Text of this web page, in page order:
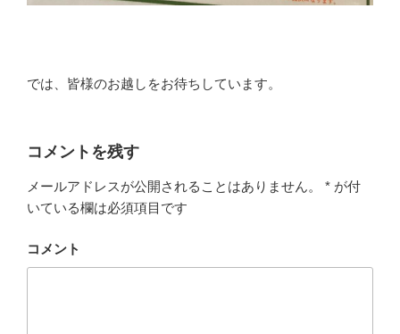
では、皆様のお越しをお待ちしています。
コメントを残す
メールアドレスが公開されることはありません。 * が付
いている欄は必須項目です
コメント